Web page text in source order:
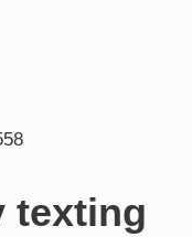
texting